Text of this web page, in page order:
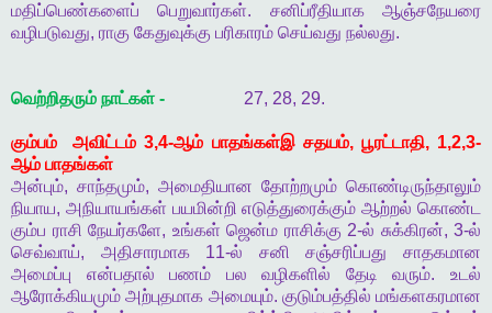
மதிப்பெண்களைப்
பெறுவார்கள். சனிப்ரீதியாக
ஆஞ்சநேயரை
வழிபடுவது, ராகு கேதுவுக்கு பரிகாரம் செய்வது நல்லது.
வெற்றிதரும் நாட்கள் - 27, 28, 29.
கும்பம் அவிட்டம் 3,4-ஆம் பாதங்கள்இ சதயம், பூரட்டாதி, 1,2,3-
ஆம் பாதங்கள்
அன்பும், சாந்தமும், அமைதியான தோற்றமும் கொண்டிருந்தாலும்
நியாய, அநியாயங்கள் பயமின்றி எடுத்துரைக்கும் ஆற்றல் கொண்ட
கும்ப ராசி நேயர்களே, உங்கள் ஜென்ம ராசிக்கு 2-ல் சுக்கிரன், 3-ல்
செவ்வாய், அதிசாரமாக11-ல் சனி சஞ்சரிப்பது
சாதகமான
அமைப்பு
என்பதால் பணம் பல வழிகளில் தேடி வரும்.உடல்
ஆரோக்கியமும் அற்புதமாக அமையும். குடும்பத்தில் மங்களகரமான